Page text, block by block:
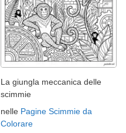
La giungla meccanica delle
scimmie
nelle Pagine Scimmie da
Colorare